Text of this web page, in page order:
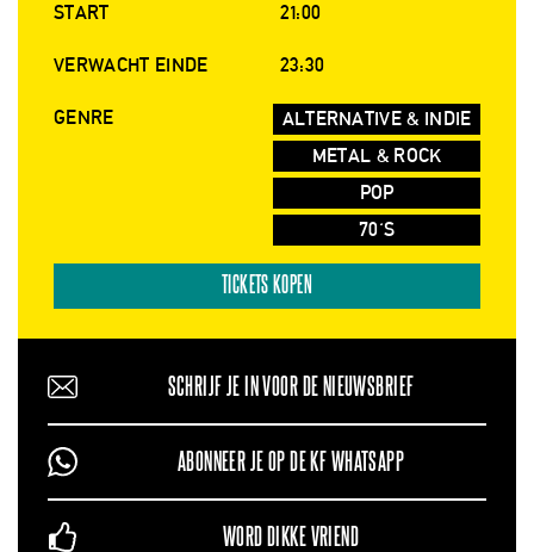
START 21:00
VERWACHT EINDE 23:30
GENRE
ALTERNATIVE & INDIE
METAL & ROCK
POP
70'S
TICKETS KOPEN
SCHRIJF JE IN VOOR DE NIEUWSBRIEF
ABONNEER JE OP DE KF WHATSAPP
WORD DIKKE VRIEND